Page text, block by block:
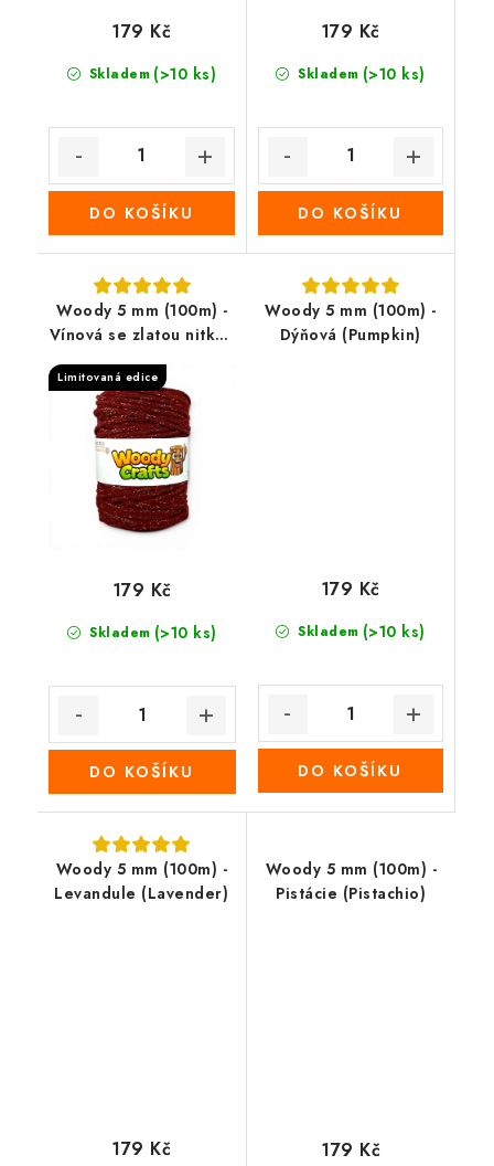
Skladem (>10 ks)
179 Kč
DO KOŠÍKU
Skladem (>10 ks)
179 Kč
DO KOŠÍKU
Woody 5 mm (100m) -
Vínová se zlatou nitkou
Limitovaná edice
Skladem (>10 ks)
179 Kč
DO KOŠÍKU
Woody 5 mm (100m) -
Dýňová (Pumpkin)
Skladem (>10 ks)
179 Kč
DO KOŠÍKU
Woody 5 mm (100m) -
Levandule (Lavender)
179 Kč
Woody 5 mm (100m) -
Pistácie (Pistachio)
179 Kč